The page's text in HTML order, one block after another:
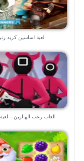
لعبة اساسين كريد رنر
العاب رعب الهالوين – لعبة